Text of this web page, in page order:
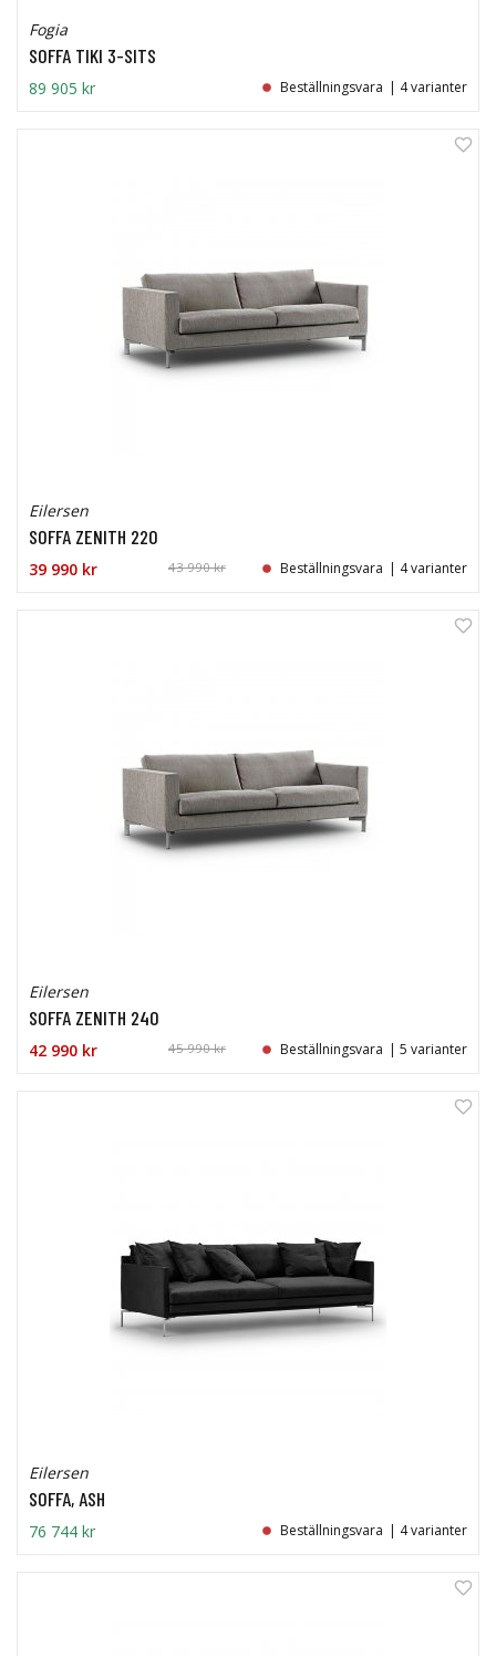
Fogia
SOFFA TIKI 3-SITS
89 905 kr Beställningsvara | 4 varianter
Eilersen
SOFFA ZENITH 220
39 990 kr 43 990 kr Beställningsvara | 4 varianter
Eilersen
SOFFA ZENITH 240
42 990 kr 45 990 kr Beställningsvara | 5 varianter
Eilersen
SOFFA, ASH
76 744 kr Beställningsvara | 4 varianter